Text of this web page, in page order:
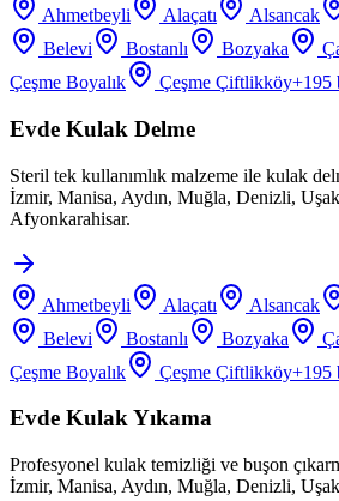
Ahmetbeyli Alaçatı Alsancak
Belevi
Bostanlı Bozyaka
Çeşme Boyalık
Çeşme Çiftlikköy+195
Evde Kulak Delme
Steril tek kullanımlık malzeme ile kulak
İzmir, Manisa, Aydın, Muğla, Denizli,
Afyonkarahisar.
Ahmetbeyli Alaçatı Alsancak
Belevi
Bostanlı Bozyaka
Çeşme Boyalık
Çeşme Çiftlikköy+195
Evde Kulak Yıkama
Profesyonel kulak temizliği ve buşon
İzmir, Manisa, Aydın, Muğla, Denizli,